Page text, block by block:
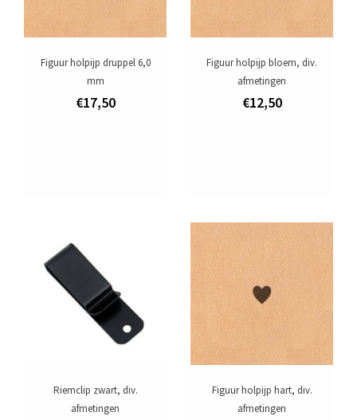
Figuur holpijp druppel 6,0
mm
€17,50
Figuur holpijp bloem, div.
afmetingen
€12,50
Riemclip zwart, div.
afmetingen
Figuur holpijp hart, div.
afmetingen